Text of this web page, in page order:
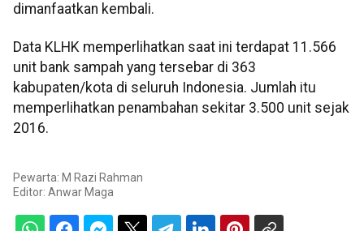
dimanfaatkan kembali.
Data KLHK memperlihatkan saat ini terdapat 11.566
unit bank sampah yang tersebar di 363
kabupaten/kota di seluruh Indonesia. Jumlah itu
memperlihatkan penambahan sekitar 3.500 unit sejak
2016.
Pewarta: M Razi Rahman
Editor: Anwar Maga